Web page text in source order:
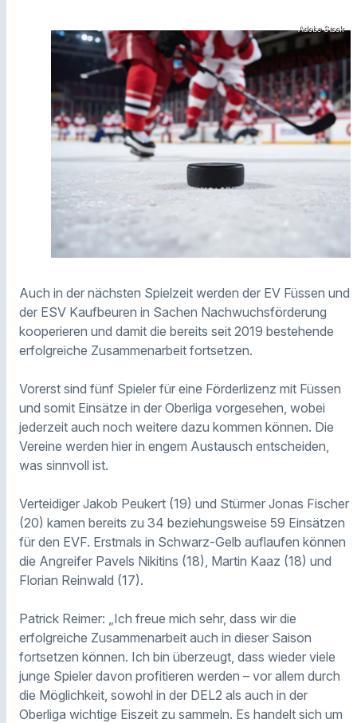
Adobe Stock
Auch in der nächsten Spielzeit werden der EV Füssen und
der ESV Kaufbeuren in Sachen Nachwuchsförderung
kooperieren und damit die bereits seit 2019 bestehende
erfolgreiche Zusammenarbeit fortsetzen.
Vorerst sind fünf Spieler für eine Förderlizenz mit Füssen
und somit Einsätze in der Oberliga vorgesehen, wobei
jederzeit auch noch weitere dazu kommen können. Die
Vereine werden hier in engem Austausch entscheiden,
was sinnvoll ist.
Verteidiger Jakob Peukert (19) und Stürmer Jonas Fischer
(20) kamen bereits zu 34 beziehungsweise 59 Einsätzen
für den EVF. Erstmals in Schwarz-Gelb auflaufen können
die Angreifer Pavels Nikitins (18), Martin Kaaz (18) und
Florian Reinwald (17).
Patrick Reimer: „Ich freue mich sehr, dass wir die
erfolgreiche Zusammenarbeit auch in dieser Saison
fortsetzen können. Ich bin überzeugt, dass wieder viele
junge Spieler davon profitieren werden – vor allem durch
die Möglichkeit, sowohl in der DEL2 als auch in der
Oberliga wichtige Eiszeit zu sammeln. Es handelt sich um